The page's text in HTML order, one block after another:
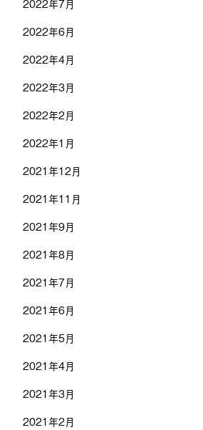
2022年7月
2022年6月
2022年4月
2022年3月
2022年2月
2022年1月
2021年12月
2021年11月
2021年9月
2021年8月
2021年7月
2021年6月
2021年5月
2021年4月
2021年3月
2021年2月